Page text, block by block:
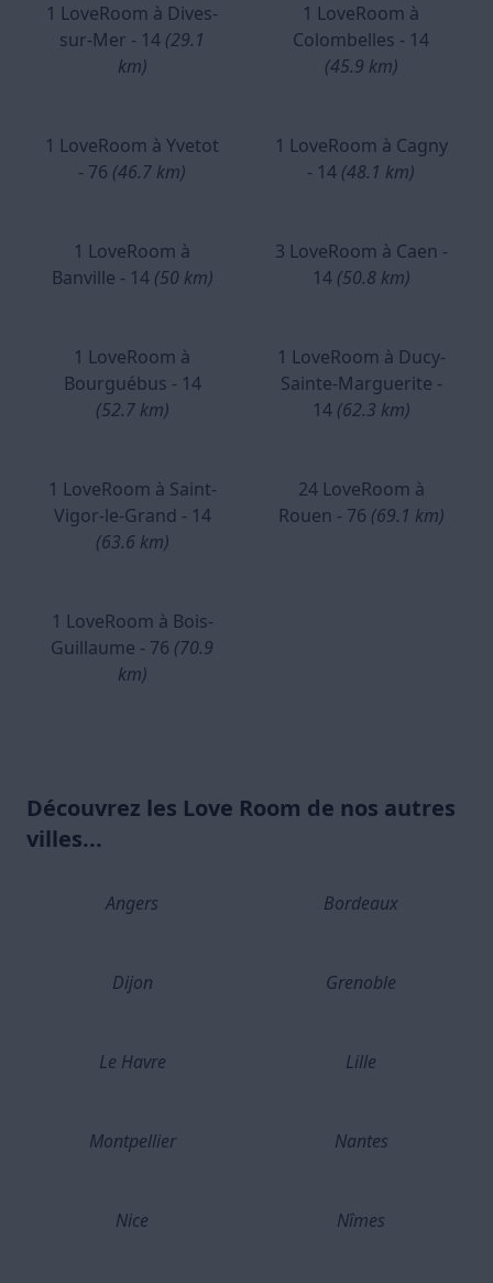
1 LoveRoom à Dives-
sur-Mer - 14 (29.1
km)
1 LoveRoom à
Colombelles - 14
(45.9 km)
1 LoveRoom à Yvetot
- 76 (46.7 km)
1 LoveRoom à Cagny
- 14 (48.1 km)
1 LoveRoom à
Banville - 14 (50 km)
3 LoveRoom à Caen -
14 (50.8 km)
1 LoveRoom à
Bourguébus - 14
(52.7 km)
1 LoveRoom à Ducy-
Sainte-Marguerite -
14 (62.3 km)
1 LoveRoom à Saint-
Vigor-le-Grand - 14
(63.6 km)
24 LoveRoom à
Rouen - 76 (69.1 km)
1 LoveRoom à Bois-
Guillaume - 76 (70.9
km)
Découvrez les Love Room de nos autres
villes...
Angers Bordeaux
Dijon Grenoble
Le Havre Lille
Montpellier Nantes
Nice Nîmes